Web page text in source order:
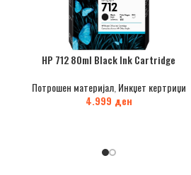
HP 712 80ml Black Ink Cartridge
Потрошен материјал, Инкџет кертриџи
4.999 ден